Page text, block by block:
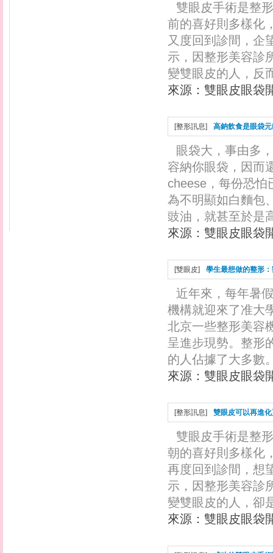
雙眼皮手術是整
前的喜好則多樣化
又度回到診間，企
示，因整形美容診
變雙眼皮的人，反
來源： 雙眼皮眼袋
[整形訊息] 高鈉飲食是眼袋
眼袋大，事由多
容納你眼袋，因而
cheese，每份恐怕
為不明顯如白麵包
豉油，就甚至於是
來源： 雙眼皮眼袋
[雙眼皮] 學生最想做的整形
近年來，每年暑
機構就迎來了准大
北京一些整形美容
呈進步現勢。整形
的人佔據了大多數
來源： 雙眼皮眼袋
[整形訊息] 雙眼皮可以再進
雙眼皮手術是整
朝的喜好則多樣化
再度回到診間，想
示，因整形美容診
變雙眼皮的人，卻
來源： 雙眼皮眼袋